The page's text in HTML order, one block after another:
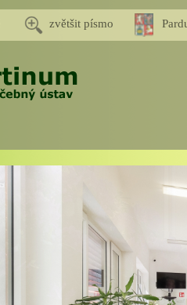
zvětšit písmo